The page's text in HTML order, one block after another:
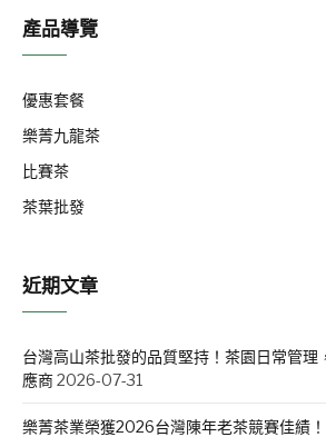
產品導覽
優惠套餐
樂菁九龍茶
比賽茶
茶葉批發
近期文章
台灣高山茶批發的品質堅持！茶園日常管理
應商2026-07-31
樂菁茶業榮獲2026台灣陳年老茶競賽佳績